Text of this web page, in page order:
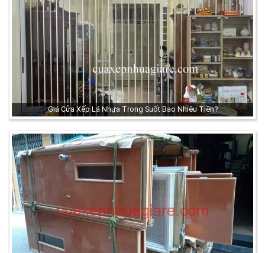
Giá Cửa Xếp Lá Nhựa Trong Suốt Bao Nhiêu Tiền?